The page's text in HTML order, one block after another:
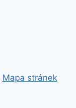
Mapa stránek